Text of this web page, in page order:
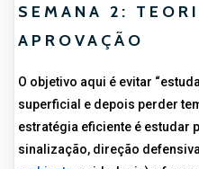
SEMANA 2:
APROVAÇÃO
O objetivo aqui é evitar
superficial e depois perder
estratégia eficiente é estudar
sinalização, direção